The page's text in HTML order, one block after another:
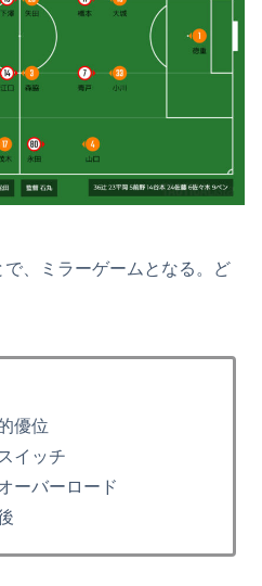
、ミラーゲームとなる。ど
優位
イッチ
ーバーロード